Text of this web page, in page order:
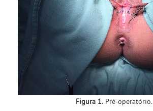
Figura 1.Pré-operatório.